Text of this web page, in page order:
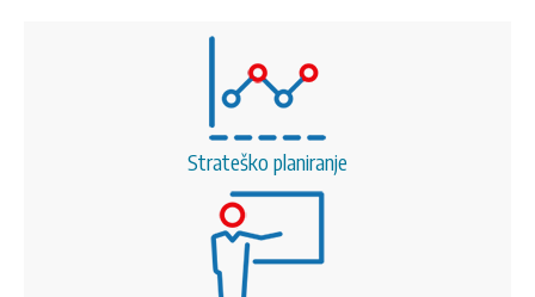
Strateško planiranje